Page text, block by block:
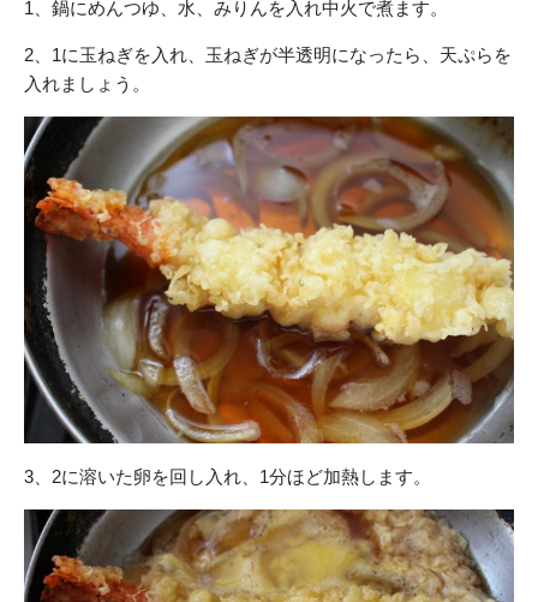
1、鍋にめんつゆ、水、みりんを入れ中火で煮ます。
2、1に玉ねぎを入れ、玉ねぎが半透明になったら、天ぷらを
入れましょう。
3、2に溶いた卵を回し入れ、1分ほど加熱します。